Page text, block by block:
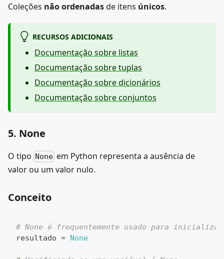
Coleções não ordenadasde itens únicos.
RECURSOS ADICIONAIS
Documentação sobre listas
Documentação sobre tuplas
Documentação sobre dicionários
Documentação sobre conjuntos
5. None
O tipo None em Python representa a ausência de
valor ou um valor nulo.
Conceito
# None é frequentemente usado para
resultado = None